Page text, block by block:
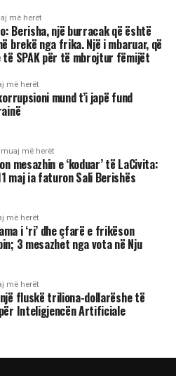
më herët
Berisha, një burracak që është
brekë nga frika. Një i mbaruar, që
të SPAK për të mbrojtur fëmijët
më herët
mund t’i japë fund
muaj më herët
mesazhin e ‘koduar’ të LaCivita:
maj ia faturon Sali Berishës
më herët
i ‘ri’ dhe çfarë e frikëson
3 mesazhet nga vota në Nju
më herët
fluskë triliona-dollarëshe të
Inteligjencën Artificiale